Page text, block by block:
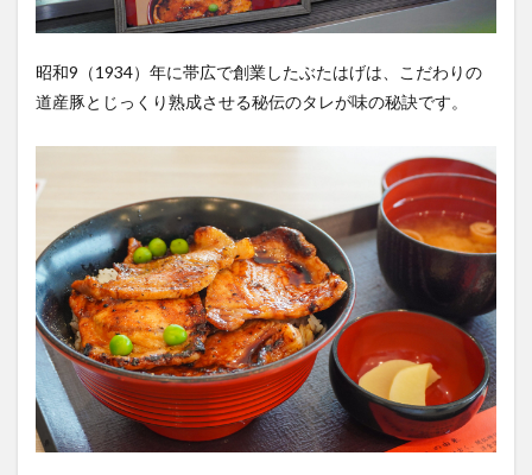
昭和9（1934）年に帯広で創業したぶたはげは、こだわりの
道産豚とじっくり熟成させる秘伝のタレが味の秘訣です。